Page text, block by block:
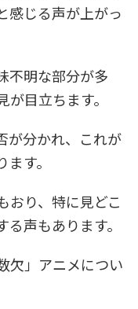
感じる声が上がっ
不明な部分が多
目立ちます。
が分かれ、これが
す。
おり、特に見どこ
声もあります。
欠」アニメについ